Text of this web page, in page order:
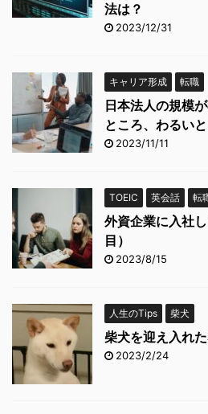
法は？
2023/12/31
キャリア形成 転職
日本法人の規模
ところ、わるい
2023/11/11
TOEIC 英会話 転
外資企業に入社
目）
2023/8/15
人生のTips 柴犬
柴犬を迎え入れた
2023/2/24